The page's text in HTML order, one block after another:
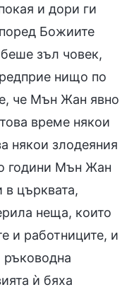
и дори ги
Божиите
зъл човек,
нищо по
че Мън Жан явно
време някои
някои злодеяния
години Мън Жан
църквата,
неща, които
и работниците, и
ръководна
ѝ бяха